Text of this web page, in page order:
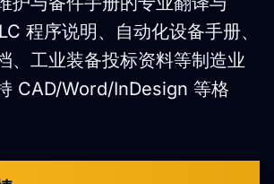
程序说明、自动化设备手册、
、工业装备投标资料等制造业
CAD/Word/InDesign 等格